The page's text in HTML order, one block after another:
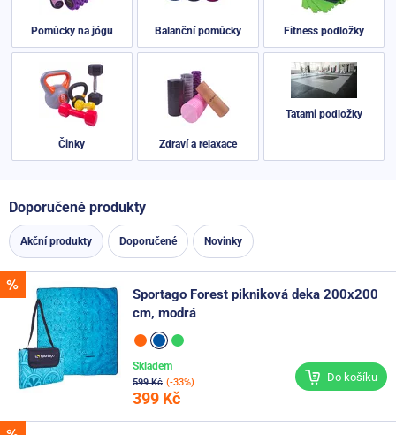
Pomůcky na jógu Balanční pomůcky Fitness podložky
Činky Zdraví a relaxace
Tatami podložky
Doporučené produkty
Akční produkty Doporučené Novinky
Sportago Forest pikniková deka 200x200
cm, modrá
599 Kč (-33%)
399 Kč
Skladem
Do košíku